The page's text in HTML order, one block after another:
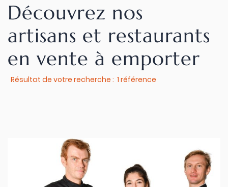
Découvrez nos
artisans et restaurants
en vente à emporter
Résultat de votre recherche : 1 référence